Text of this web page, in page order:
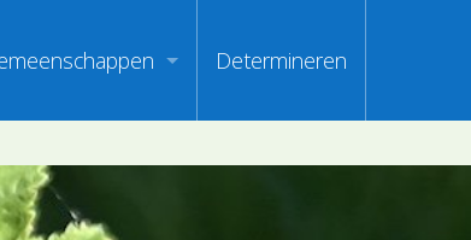
plantengemeenschappen
Determineren